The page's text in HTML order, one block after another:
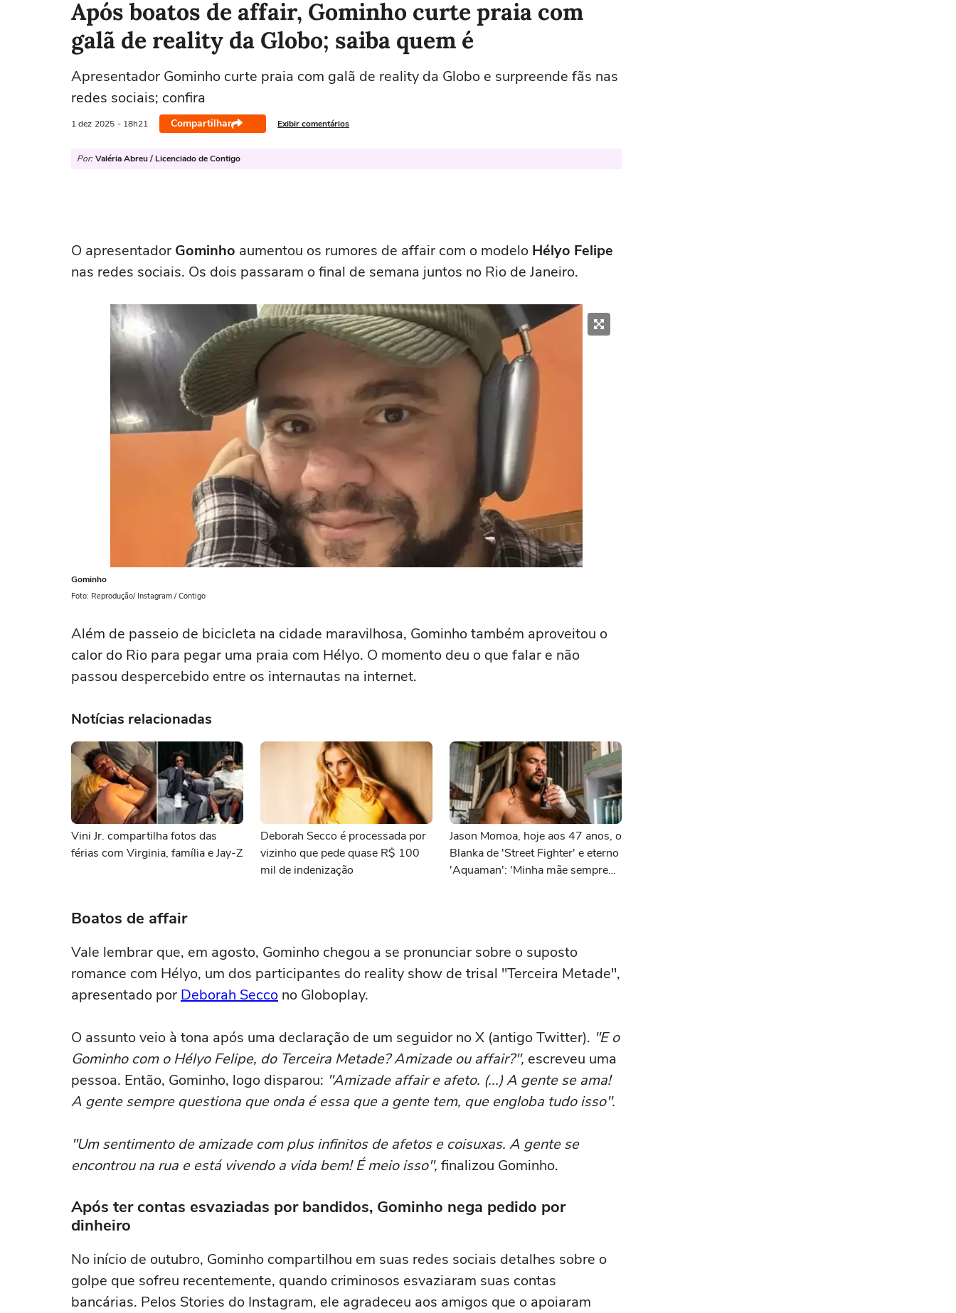
Após boatos de affair, Gominho curte praia com
galã de reality da Globo; saiba quem é
Apresentador Gominho curte praia com galã de reality da Globo e surpreende fãs nas
redes sociais; confira
1 dez 2025 - 18h21 Compartilhar Exibir comentários
Por: Valéria Abreu / Licenciado de Contigo
O apresentador Gominho aumentou os rumores de affair com o modelo Hélyo Felipe
nas redes sociais. Os dois passaram o final de semana juntos no Rio de Janeiro.
Gominho
Foto: Reprodução/ Instagram / Contigo
Além de passeio de bicicleta na cidade maravilhosa, Gominho também aproveitou o
calor do Rio para pegar uma praia com Hélyo. O momento deu o que falar e não
passou despercebido entre os internautas na internet.
Notícias relacionadas
Vini Jr. compartilha fotos das
férias com Virginia, família e Jay-Z
Deborah Secco é processada por
vizinho que pede quase R$ 100
mil de indenização
Jason Momoa, hoje aos 47 anos, o
Blanka de 'Street Fighter' e eterno
'Aquaman': 'Minha mãe sempre
Boatos de affair
Vale lembrar que, em agosto, Gominho chegou a se pronunciar sobre o suposto
romance com Hélyo, um dos participantes do reality show de trisal "Terceira Metade",
apresentado por Deborah Secco no Globoplay.
O assunto veio à tona após uma declaração de um seguidor no X (antigo Twitter). "E o
Gominho com o Hélyo Felipe, do Terceira Metade? Amizade ou affair?", escreveu uma
pessoa. Então, Gominho, logo disparou: "Amizade affair e afeto. (...) A gente se ama!
A gente sempre questiona que onda é essa que a gente tem, que engloba tudo isso".
"Um sentimento de amizade com plus infinitos de afetos e coisuxas. A gente se
encontrou na rua e está vivendo a vida bem! É meio isso", finalizou Gominho.
Após ter contas esvaziadas por bandidos, Gominho nega pedido por
dinheiro
No início de outubro, Gominho compartilhou em suas redes sociais detalhes sobre o
golpe que sofreu recentemente, quando criminosos esvaziaram suas contas
bancárias. Pelos Stories do Instagram, ele agradeceu aos amigos que o apoiaram